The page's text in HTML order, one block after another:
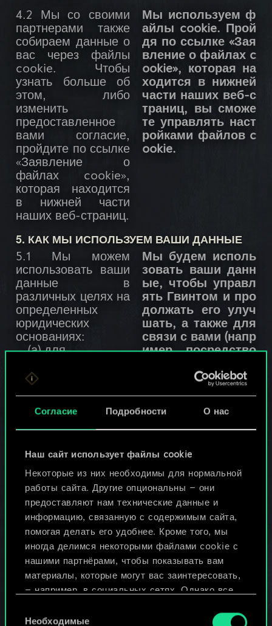
Согласие Подробности О нас
Наш сайт использует файлы cookie
Некоторые из них необходимы для нормальной
работы сайта. Другие опциональны — они
предоставляют нам технические данные и
информацию, связанную с содержимым сайта,
помогая делать его удобнее. Кроме того, мы
иногда делимся некоторыми файлами cookie с
нашими партнёрами, чтобы показывать вам
материалы, которые могут вас заинтересовать,
— например, в социальных сетях. Однако все
разрешения.
Необходимые
4.2 Мы со своими
партнерами также
собираем данные о
вас через файлы
cookie. Чтобы
узнать больше об
этом, либо
изменить
предоставленное
вами согласие,
пройдите по ссылке
«Заявление о
файлах cookie»,
которая находится
в нижней части
наших веб-страниц.
Мы используем ф
айлы cookie. Прой
дя по ссылке «Зая
вление о файлах c
ookie», которая на
ходится в нижней
части наших веб-с
траниц, вы сможе
те управлять наст
ройками файлов c
ookie.
5. КАК МЫ ИСПОЛЬЗУЕМ ВАШИ ДАННЫЕ
5.1 Мы можем
использовать ваши
данные в
различных целях на
определенных
юридических
основаниях:
(а) для
соглашения с
6.1., п. b):
● для
предоставлени
● для
поддержки,
улучшения и
развития
● для ведения
рейтинга
игроков в
Гвинт,
● для
организации
мероприятий
Мы будем исполь
зовать ваши данн
ые, чтобы управл
ять Гвинтом и про
должать его улуч
шать, а также для
связи с вами (напр
имер, посредство
ых рассылок).